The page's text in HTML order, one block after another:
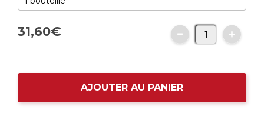
31,60€
AJOUTER AU PANIER